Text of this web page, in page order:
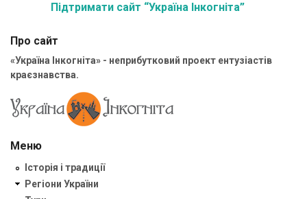
Підтримати сайт “Україна Інкогніта”
Про сайт
«Україна Інкогніта» - неприбутковий проект ентузіастів
краєзнавства.
Меню
Історія і традиції
Регіони України